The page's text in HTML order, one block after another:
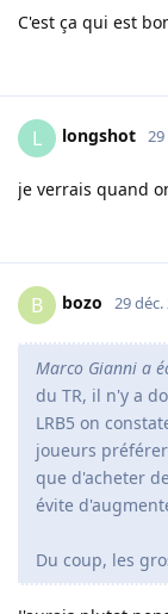
C'est ça qui est
L longshot 29
je verrais quand
B bozo 29 déc.
Marco Gianni a
du TR, il n'y a
LRB5 on
joueurs
que d'acheter
évite
Du coup, les